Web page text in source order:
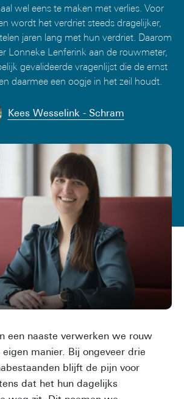
wel eens te maken met verlies. Voor
wordt het verdriet steeds dragelijker,
jaren lang met hun verdriet. Daarom
Lonneke Lenferink aan de rouwmeter,
gevalideerde vragenlijst die de ernst
daarmee een oogje in het zeil houdt.
Kees Wesselink - Schram
een naaste verwerken we rouw
manier. Bij ongeveer drie
blijft de pijn voor
dat het hun dagelijks